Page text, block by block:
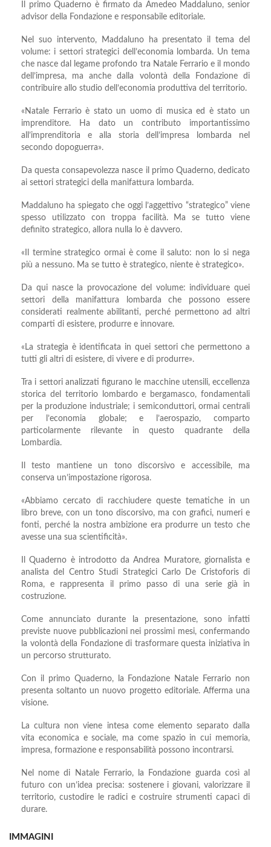
Il primo Quaderno è firmato da Amedeo Maddaluno, senior
advisor della Fondazione e responsabile editoriale.
Nel suo intervento, Maddaluno ha presentato il tema del
volume: i settori strategici dell’economia lombarda. Un tema
che nasce dal legame profondo tra Natale Ferrario e il mondo
dell’impresa, ma anche dalla volontà della Fondazione di
contribuire allo studio dell’economia produttiva del territorio.
«Natale Ferrario è stato un uomo di musica ed è stato un
imprenditore. Ha dato un contributo importantissimo
all’imprenditoria e alla storia dell’impresa lombarda nel
secondo dopoguerra».
Da questa consapevolezza nasce il primo Quaderno, dedicato
ai settori strategici della manifattura lombarda.
Maddaluno ha spiegato che oggi l’aggettivo “strategico” viene
spesso utilizzato con troppa facilità. Ma se tutto viene
definito strategico, allora nulla lo è davvero.
«Il termine strategico ormai è come il saluto: non lo si nega
più a nessuno. Ma se tutto è strategico, niente è strategico».
Da qui nasce la provocazione del volume: individuare quei
settori della manifattura lombarda che possono essere
considerati realmente abilitanti, perché permettono ad altri
comparti di esistere, produrre e innovare.
«La strategia è identificata in quei settori che permettono a
tutti gli altri di esistere, di vivere e di produrre».
Tra i settori analizzati figurano le macchine utensili, eccellenza
storica del territorio lombardo e bergamasco, fondamentali
per la produzione industriale; i semiconduttori, ormai centrali
per l’economia globale; e l’aerospazio, comparto
particolarmente rilevante in questo quadrante della
Lombardia.
Il testo mantiene un tono discorsivo e accessibile, ma
conserva un’impostazione rigorosa.
«Abbiamo cercato di racchiudere queste tematiche in un
libro breve, con un tono discorsivo, ma con grafici, numeri e
fonti, perché la nostra ambizione era produrre un testo che
avesse una sua scientificità».
Il Quaderno è introdotto da Andrea Muratore, giornalista e
analista del Centro Studi Strategici Carlo De Cristoforis di
Roma, e rappresenta il primo passo di una serie già in
costruzione.
Come annunciato durante la presentazione, sono infatti
previste nuove pubblicazioni nei prossimi mesi, confermando
la volontà della Fondazione di trasformare questa iniziativa in
un percorso strutturato.
Con il primo Quaderno, la Fondazione Natale Ferrario non
presenta soltanto un nuovo progetto editoriale. Afferma una
visione.
La cultura non viene intesa come elemento separato dalla
vita economica e sociale, ma come spazio in cui memoria,
impresa, formazione e responsabilità possono incontrarsi.
Nel nome di Natale Ferrario, la Fondazione guarda così al
futuro con un’idea precisa: sostenere i giovani, valorizzare il
territorio, custodire le radici e costruire strumenti capaci di
durare.
IMMAGINI